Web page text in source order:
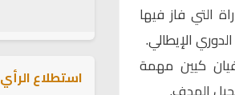
التي فاز فيها
19، وقد تولى سفيان كيين مهمة
استطلاع الرأي